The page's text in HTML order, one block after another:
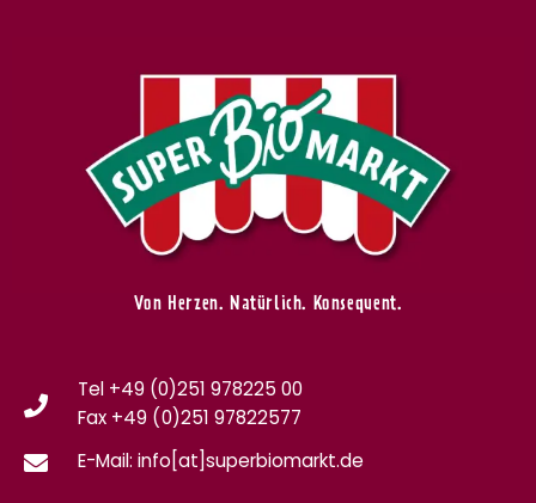
Von Herzen. Natürlich. Konsequent.
Tel +49 (0)251 978225 00
Fax +49 (0)251 97822577
E-Mail: info[at]superbiomarkt.de